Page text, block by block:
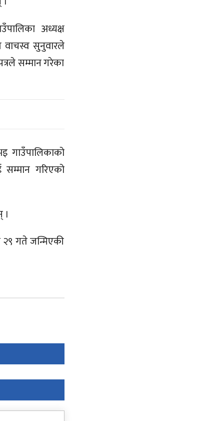
अध्यक्ष
वाचस्व सुनुवारले
सम्मान गरेका
गाउँपालिकाको
सम्मान गरिएको
गते जन्मिएकी